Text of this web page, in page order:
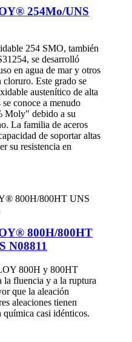
254Mo/UNS
254 SMO, también
se desarrolló
en agua de mar y otros
cloruro. Este grado se
austenítico de alta
conoce a menudo
Moly" debido a su
La familia de aceros
de soportar altas
su resistencia en
800H/800HT
N08811
800H y 800HT
la fluencia y a la ruptura
que la aleación
aleaciones tienen
casi idénticos.